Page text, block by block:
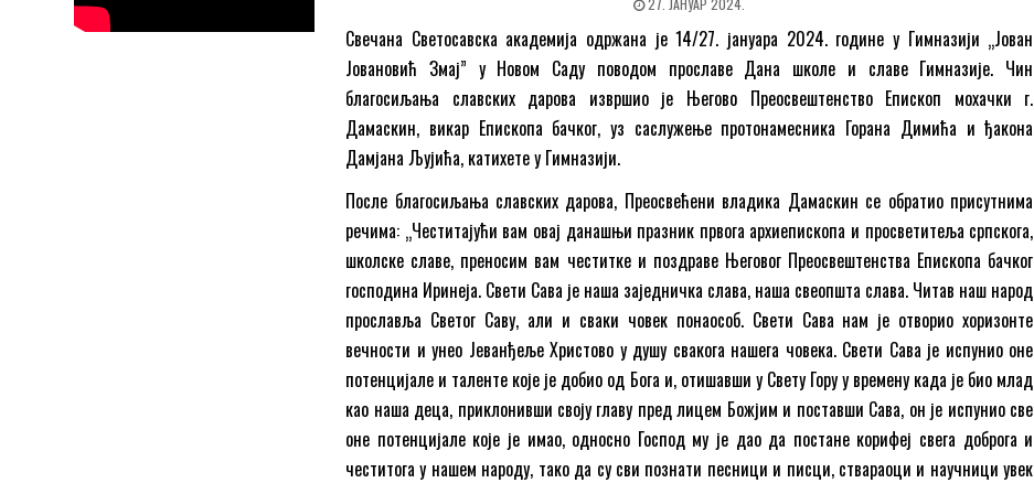
27. ЈАНУАР 2024.
Свечана Светосавска академија одржана је 14/27. јануара 2024. године у Гимназији „Јован
Јовановић Змај” у Новом Саду поводом прославе Дана школе и славе Гимназије. Чин
благосиљања славских дарова извршио је Његово Преосвештенство Епископ мохачки г.
Дамаскин, викар Епископа бачког, уз саслужење протонамесника Горана Димића и ђакона
Дамјана Љујића, катихете у Гимназији.
После благосиљања славских дарова, Преосвећени владика Дамаскин се обратио присутнима
речима: „Честитајући вам овај данашњи празник првога архиепископа и просветитеља српскога,
школске славе, преносим вам честитке и поздраве Његовог Преосвештенства Епископа бачког
господина Иринеја. Свети Сава је наша заједничка слава, наша свеопшта слава. Читав наш народ
прославља Светог Саву, али и сваки човек понаособ. Свети Сава нам је отворио хоризонте
вечности и унео Јеванђеље Христово у душу свакога нашега човека. Свети Сава је испунио оне
потенцијале и таленте које је добио од Бога и, отишавши у Свету Гору у времену када је био млад
као наша деца, приклонивши своју главу пред лицем Божјим и поставши Сава, он је испунио све
оне потенцијале које је имао, односно Господ му је дао да постане корифеј свега доброга и
честитога у нашем народу, тако да су сви познати песници и писци, ствараоци и научници увек